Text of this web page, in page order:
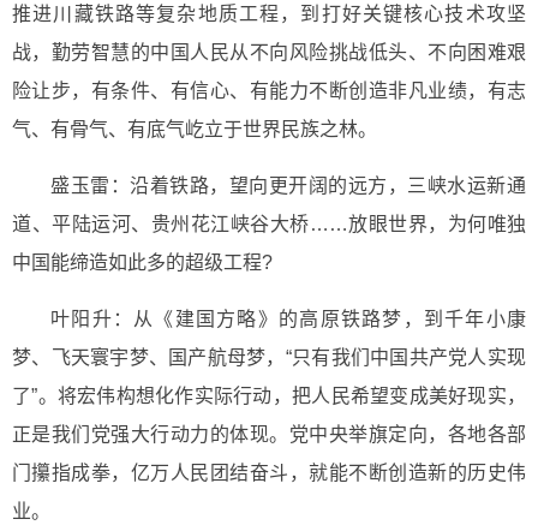
推进川藏铁路等复杂地质工程，到打好关键核心技术攻坚
战，勤劳智慧的中国人民从不向风险挑战低头、不向困难艰
险让步，有条件、有信心、有能力不断创造非凡业绩，有志
气、有骨气、有底气屹立于世界民族之林。
盛玉雷：沿着铁路，望向更开阔的远方，三峡水运新通
道、平陆运河、贵州花江峡谷大桥……放眼世界，为何唯独
中国能缔造如此多的超级工程?
叶阳升：从《建国方略》的高原铁路梦，到千年小康
梦、飞天寰宇梦、国产航母梦，“只有我们中国共产党人实现
了”。将宏伟构想化作实际行动，把人民希望变成美好现实，
正是我们党强大行动力的体现。党中央举旗定向，各地各部
门攥指成拳，亿万人民团结奋斗，就能不断创造新的历史伟
业。